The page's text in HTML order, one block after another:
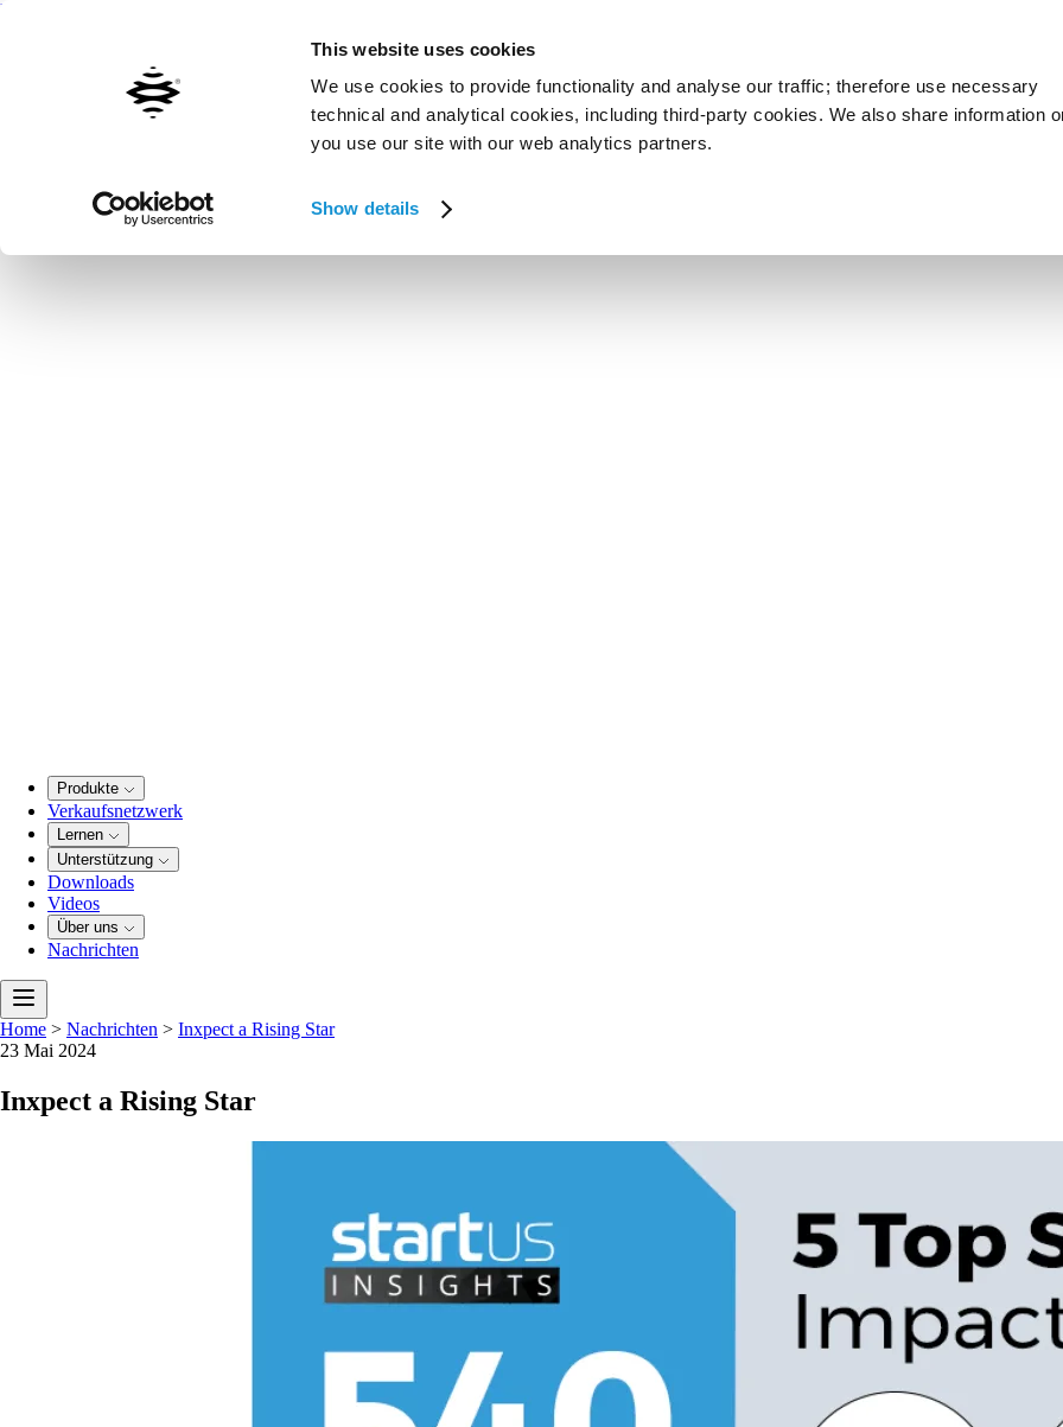
This website uses cookies
We use cookies to provide functionality and analyse our traffic; therefore use necessary
technical and analytical cookies, including third-party cookies. We also share information
you use our site with our web analytics partners.
Show details
Kontaktieren Sie uns
Vai al contenuto principale
Produkte
Verkaufsnetzwerk
Lernen
Unterstützung
Downloads
Videos
Über uns
Nachrichten
Home > Nachrichten > Inxpect a Rising Star
23 Mai 2024
Inxpect a Rising Star